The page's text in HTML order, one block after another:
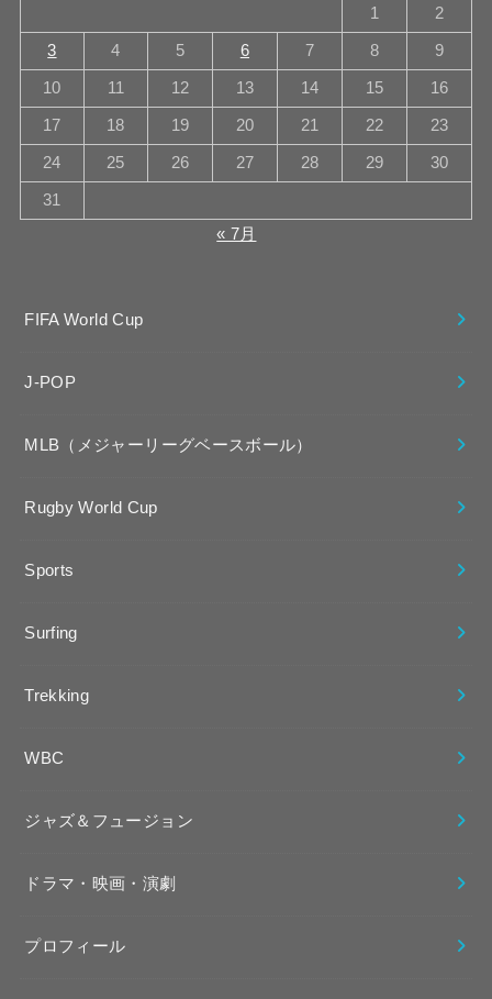
1 2
3 4 5 6 7 8 9
10 11 12 13 14 15 16
17 18 19 20 21 22 23
24 25 26 27 28 29 30
31
« 7月
FIFA World Cup
J-POP
MLB（メジャーリーグベースボール）
Rugby World Cup
Sports
Surfing
Trekking
WBC
ジャズ＆フュージョン
ドラマ・映画・演劇
プロフィール